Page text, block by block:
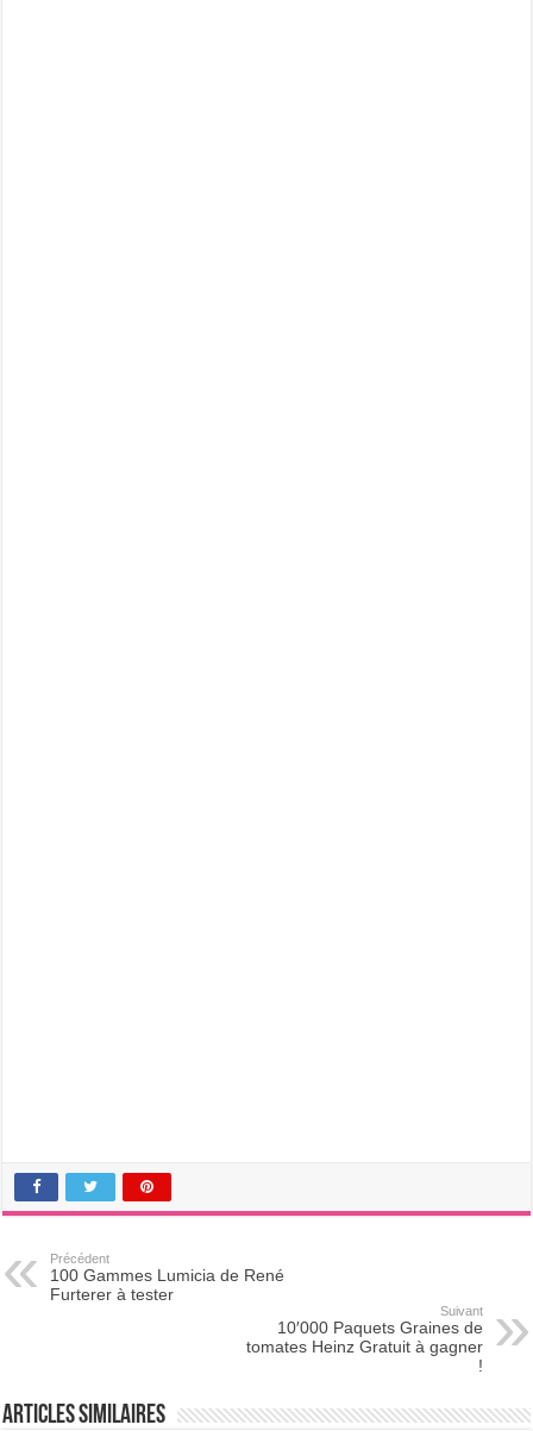
Précédent
100 Gammes Lumicia de René
Furterer à tester
Suivant
10′000 Paquets Graines de
tomates Heinz Gratuit à gagner
!
Articles Similaires